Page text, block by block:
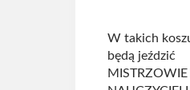
W takich
będą jeździć
MISTRZOWIE